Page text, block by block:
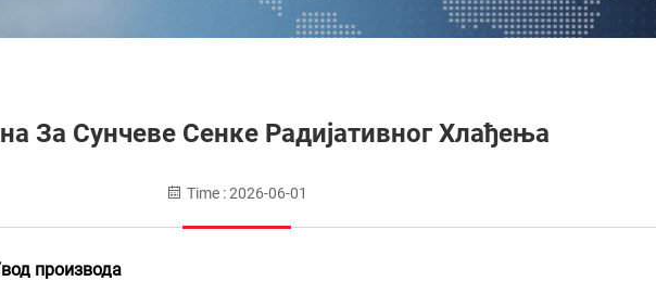
За Сунчеве Сенке Радијативног Хлађења
Time : 2026-06-01
производа